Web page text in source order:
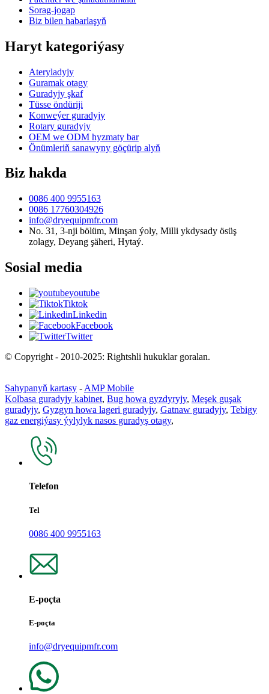
Sorag-jogap
Biz bilen habarlaşyň
Haryt kategoriýasy
Ateryladyjy
Guramak otagy
Guradyjy şkaf
Tüsse öndüriji
Konweýer guradyjy
Rotary guradyjy
OEM we ODM hyzmaty bar
Önümleriň sanawyny göçürip alyň
Biz hakda
0086 400 9955163
0086 17760304926
info@dryequipmfr.com
No. 31, 3-nji bölüm, Minşan ýoly, Milli ykdysady ösüş
zolagy, Deyang şäheri, Hytaý.
Sosial media
youtube
Tiktok
Linkedin
Facebook
Twitter
© Copyright - 2010-2025: Rightshli hukuklar goralan.
Sahypanyň kartasy - AMP Mobile
Kolbasa guradyjy kabinet, Bug howa gyzdyryjy, Meşek guşak
guradyjy, Gyzgyn howa lageri guradyjy, Gatnaw guradyjy, Tebigy
gaz energiýasy ýylylyk nasos guradyş otagy,
Telefon
Tel
0086 400 9955163
E-poçta
E-poçta
info@dryequipmfr.com